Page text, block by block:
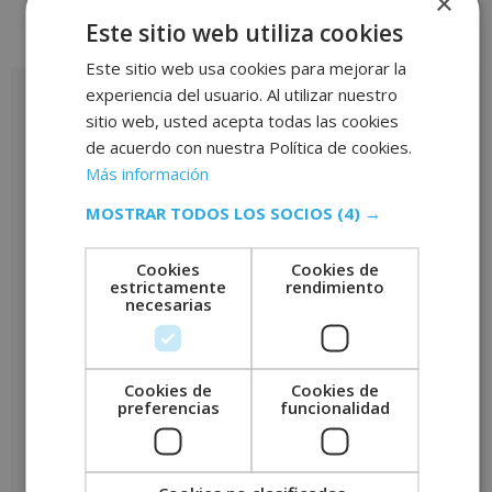
Valoraciones (0)
Valoraciones
No hay valoraciones aún.
Sé el primero en valorar “Máster de Alto Rendimiento para
Directivos en Excelencia Integrada – Modelo EFQM – CON
ESTANCIAS FORMATIVAS GARANTIZADAS –”
Tu puntuación*
*
Este sitio web utiliza cookies
Este sitio web usa cookies para mejorar la
experiencia del usuario. Al utilizar nuestro
sitio web, usted acepta todas las cookies
de acuerdo con nuestra Política de cookies.
Más información
MOSTRAR TODOS LOS SOCIOS (4) →
Cookies
estrictamente
necesarias
Cookies de
rendimiento
Cookies de
preferencias
Cookies de
funcionalidad